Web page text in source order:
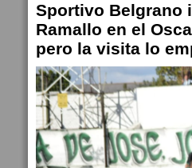
Sportivo Belgrano
Ramallo en el
pero la visita lo